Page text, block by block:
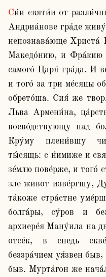
Си́и святи́и от разли́чных епа́рхий и мест су́ще, во
Андриа́нове гра́де
непознава́юще Христа́
Македо́нию, и Фра́кию
самого́ Царя́ гра́да. И
и того́ за три ме́сяцы
обрето́ша. Сия́ же
Льва Армени́на,
воево́дствующу над
Кру́му плени́вшу
ты́сящь: с н́имиже и
зе́млю пове́рже, и того́
зле живот изве́ргшу,
та́коже стра́стне
болга́ры, су́ров и
архиере́я Ману́ила на
отсе́к, в снедь
беззра́чием уя́звен
быв. Мурта́гон же